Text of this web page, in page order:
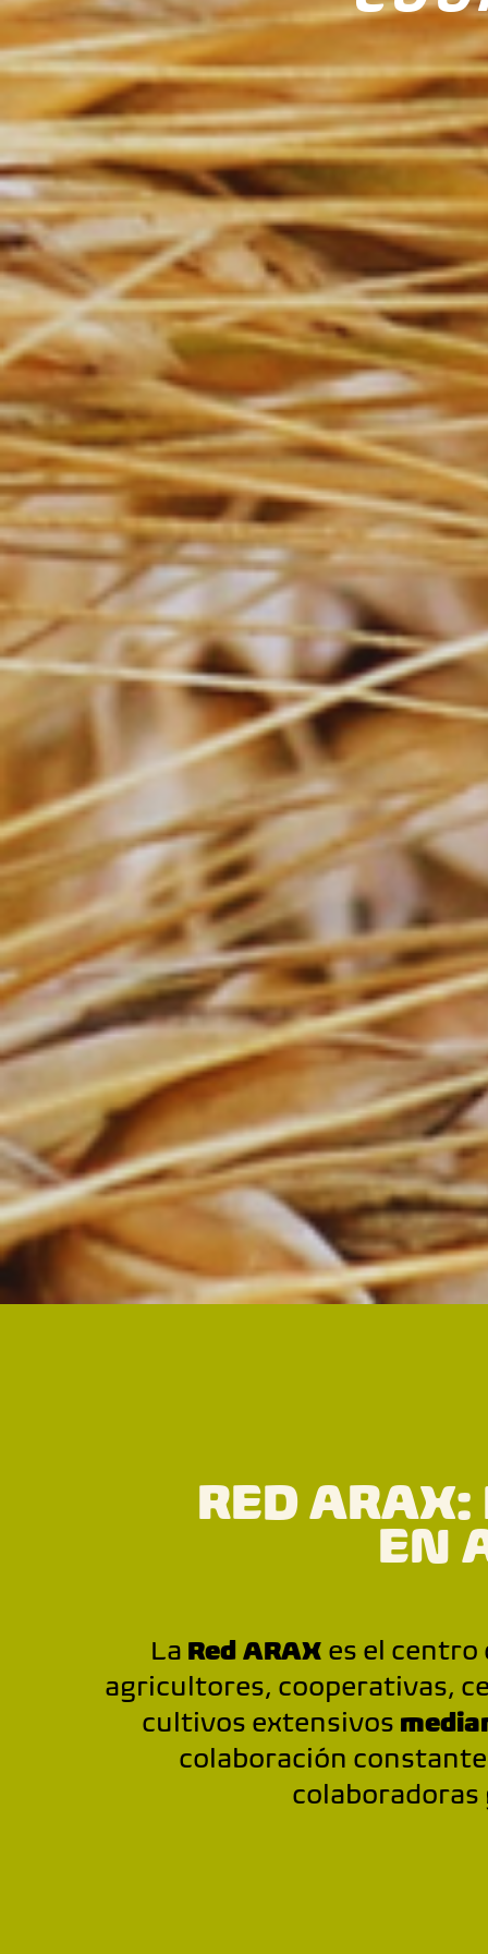
RED
EN
La Red ARAX es el
agricultores, cooperativas,
cultivos extensivos
colaboración
colaboradoras